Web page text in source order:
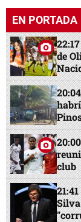
EN PORTADA
de
club